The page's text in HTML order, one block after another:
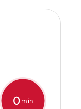
0 min